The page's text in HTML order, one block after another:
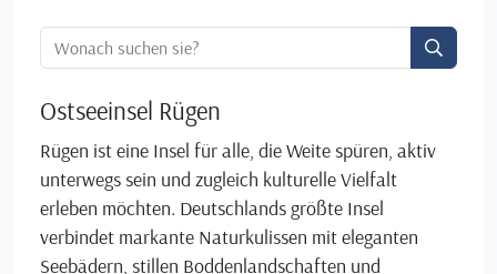
Ortssuche:
Ostseeinsel Rügen
Rügen ist eine Insel für alle, die Weite spüren, aktiv
unterwegs sein und zugleich kulturelle Vielfalt
erleben möchten. Deutschlands größte Insel
verbindet markante Naturkulissen mit eleganten
Seebädern, stillen Boddenlandschaften und